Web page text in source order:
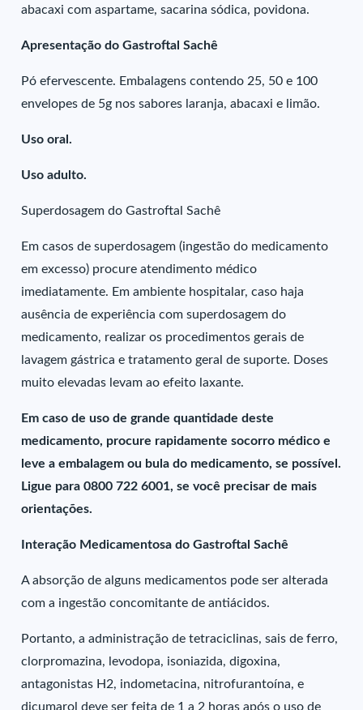
abacaxi com aspartame, sacarina sódica, povidona.
Apresentação do Gastroftal Sachê
Pó efervescente. Embalagens contendo 25, 50 e 100
envelopes de 5g nos sabores laranja, abacaxi e limão.
Uso oral.
Uso adulto.
Superdosagem do Gastroftal Sachê
Em casos de superdosagem (ingestão do medicamento
em excesso) procure atendimento médico
imediatamente. Em ambiente hospitalar, caso haja
ausência de experiência com superdosagem do
medicamento, realizar os procedimentos gerais de
lavagem gástrica e tratamento geral de suporte. Doses
muito elevadas levam ao efeito laxante.
Em caso de uso de grande quantidade deste
medicamento, procure rapidamente socorro médico e
leve a embalagem ou bula do medicamento, se possível.
Ligue para 0800 722 6001, se você precisar de mais
orientações.
Interação Medicamentosa do Gastroftal Sachê
A absorção de alguns medicamentos pode ser alterada
com a ingestão concomitante de antiácidos.
Portanto, a administração de tetraciclinas, sais de ferro,
clorpromazina, levodopa, isoniazida, digoxina,
antagonistas H2, indometacina, nitrofurantoína, e
dicumarol deve ser feita de 1 a 2 horas após o uso de